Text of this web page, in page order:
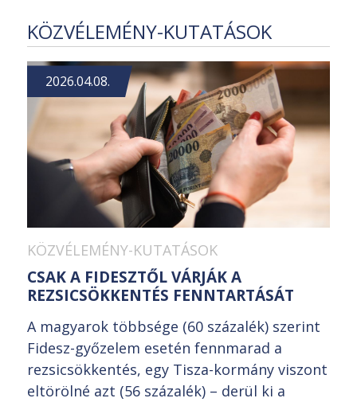
KÖZVÉLEMÉNY-KUTATÁSOK
2026.04.08.
KÖZVÉLEMÉNY-KUTATÁSOK
CSAK A FIDESZTŐL VÁRJÁK A
REZSICSÖKKENTÉS FENNTARTÁSÁT
A magyarok többsége (60 százalék) szerint
Fidesz-győzelem esetén fennmarad a
rezsicsökkentés, egy Tisza-kormány viszont
eltörölné azt (56 százalék) – derül ki a